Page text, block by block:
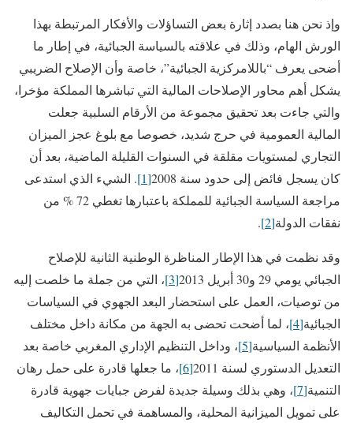
وإذ نحن هنا بصدد إثارة بعض التساؤلات والأفكار المرتبطة بهذا
الورش الهام، وذلك في علاقته بالسياسة الجبائية، في إطار ما
أضحى يعرف “باللامركزية الجبائية”، خاصة وأن الإصلاح الضريبي
يشكل أهم محاور الإصلاحات المالية التي تباشرها المملكة مؤخرا،
والتي جاءت بعد تحقيق مجموعة من الأرقام السلبية جعلت
المالية العمومية في حرج شديد، خصوصا مع بلوغ عجز الميزان
التجاري لمستويات مقلقة في السنوات القليلة الماضية، بعد أن
كان يسجل فائض إلى حدود سنة 2008
[1]
. الشيء الذي استدعى
مراجعة السياسة الجبائية للمملكة باعتبارها تغطي 72 % من
نفقات الدولة[2]
.
وقد نظمت في هذا الإطار المناظرة الوطنية الثانية للإصلاح
الجبائي يومي 29 و30 أبريل 2013
[3]
، التي من جملة ما خلصت إليه
من توصيات، العمل على استحضار البعد الجهوي في السياسات
الجبائية[4]
، لما أضحت تحضى به الجهة من مكانة داخل مختلف
الأنظمة السياسية[5]
، وداخل التنظيم الإداري المغربي خاصة بعد
التعديل الدستوري لسنة 2011
[6]
، ما جعلها قادرة على حمل رهان
التنمية[7]
، وهي بذلك وسيلة جديدة لفرض جبايات جهوية قادرة
على تمويل الميزانية المحلية، والمساهمة في تحمل التكاليف